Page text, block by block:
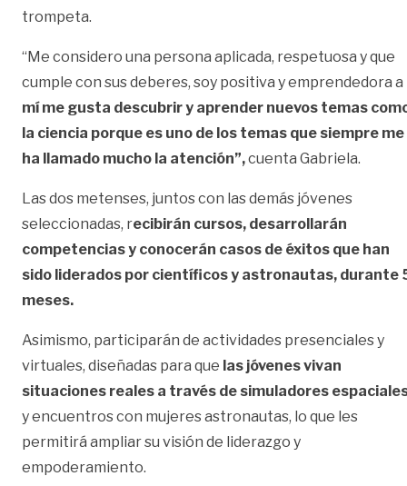
trompeta.
“Me considero una persona aplicada, respetuosa y que
cumple con sus deberes, soy positiva y emprendedora a
mí me gusta descubrir y aprender nuevos temas
la ciencia porque es uno de los temas que siempre me
ha llamado mucho la atención”,cuenta Gabriela.
Las dos metenses, juntos con las demás jóvenes
seleccionadas, recibirán cursos, desarrollarán
competencias y conocerán casos de éxitos que han
sido liderados por científicos y astronautas, durante
meses.
Asimismo, participarán de actividades presenciales y
virtuales, diseñadas para que las jóvenes vivan
situaciones reales a través de simuladores
y encuentros con mujeres astronautas, lo que les
permitirá ampliar su visión de liderazgo y
empoderamiento.